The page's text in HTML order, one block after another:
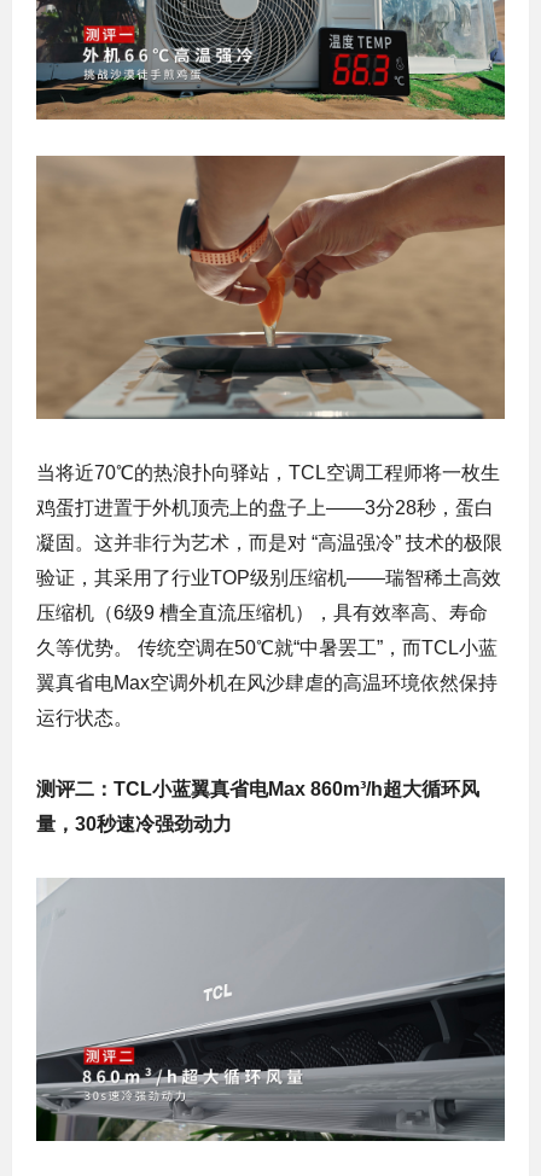
当将近70℃的热浪扑向驿站，TCL空调工程师将一枚生
鸡蛋打进置于外机顶壳上的盘子上——3分28秒，蛋白
凝固。这并非行为艺术，而是对 “高温强冷” 技术的极限
验证，其采用了行业TOP级别压缩机——瑞智稀土高效
压缩机（6级9 槽全直流压缩机），具有效率高、寿命
久等优势。 传统空调在50℃就“中暑罢工”，而TCL小蓝
翼真省电Max空调外机在风沙肆虐的高温环境依然保持
运行状态。
测评二：TCL小蓝翼真省电Max 860m³/h超大循环风
量，30秒速冷强劲动力